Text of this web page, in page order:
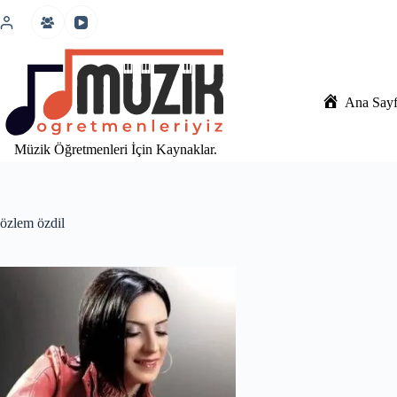
atla
Müzik Öğretmenleri İçin Kaynaklar.
Ana
özlem özdil